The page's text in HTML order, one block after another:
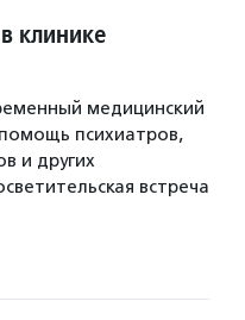
клинике
медицинский
психиатров,
и других
встреча